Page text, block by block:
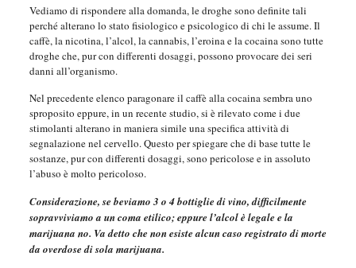
Vediamo di rispondere alla domanda, le droghe sono definite tali
perché alterano lo stato fisiologico e psicologico di chi le assume. Il
caffè, la nicotina, l’alcol, la cannabis, l’eroina e la cocaina sono tutte
droghe che, pur con differenti dosaggi, possono provocare dei seri
danni all’organismo.
Nel precedente elenco paragonare il caffè alla cocaina sembra uno
sproposito eppure, in un recente studio, si è rilevato come i due
stimolanti alterano in maniera simile una specifica attività di
segnalazione nel cervello. Questo per spiegare che di base tutte le
sostanze, pur con differenti dosaggi, sono pericolose e in assoluto
l’abuso è molto pericoloso.
Considerazione, se beviamo 3 o 4 bottiglie di vino, difficilmente
sopravviviamo a un coma etilico; eppure l’alcol è legale e la
marijuana no. Va detto che non esiste alcun caso registrato di morte
da overdose di sola marijuana.